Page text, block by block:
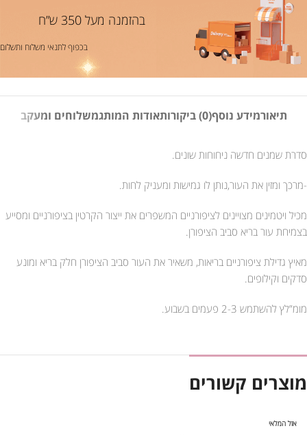
בהזמנה מעל 350 ש”ח
בכפוף לתנאי משלוח ותשלום
תיאורמידע נוסף(0) ביקורות אודות המותגמשלוחים ומעקב
סדרת שמנים חדשה ניחוחות שונים.
-מרכך ומזין את העור,נותן לו גמישות ומעניק לחות.
מכיל ויטמינים מצויינים לציפורניים המשפרים את ייצור הקרטין בציפורניים ומסייע
בצמיחת עור בריא סביב הציפורן.
מאיץ גדילת ציפורניים בריאות, משאיר את העור סביב הציפורן חלק בריא ומונע
סדקים וקילופים.
מומ”לץ להשתמש 2-3 פעמים בשבוע.
מוצרים קשורים
אזל המלאי